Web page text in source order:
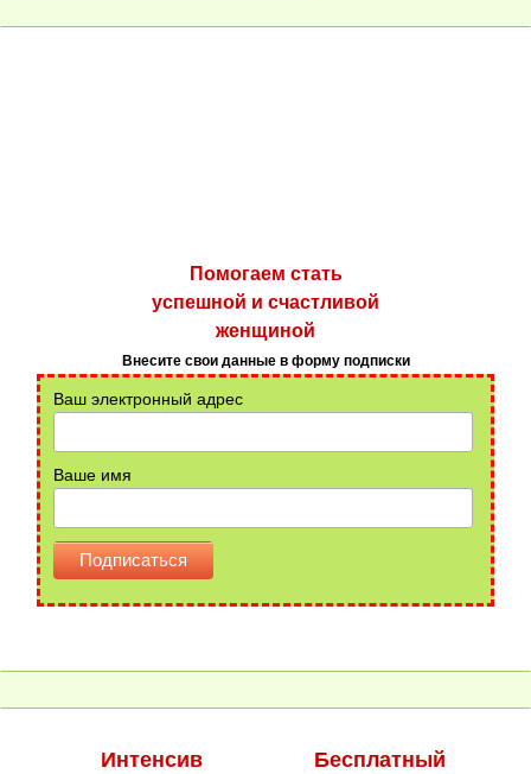
Помогаем стать
успешной и счастливой
женщиной
Внесите свои данные в форму подписки
Ваш электронный адрес
Ваше имя
Интенсив
Бесплатный